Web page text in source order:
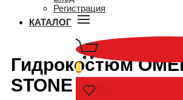
Регистрация
КАТАЛОГ
0
Гидрокостюм
STONE 3мм